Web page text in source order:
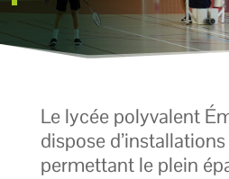
Le lycée polyvalent
dispose
permettant le plein